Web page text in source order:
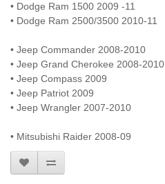
• Dodge Ram 1500 2009 -11
• Dodge Ram 2500/3500 2010-11
• Jeep Commander 2008-2010
• Jeep Grand Cherokee 2008-2010
• Jeep Compass 2009
• Jeep Patriot 2009
• Jeep Wrangler 2007-2010
• Mitsubishi Raider 2008-09